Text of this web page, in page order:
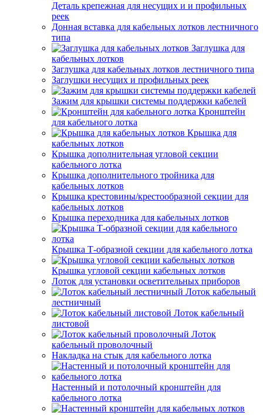
Деталь крепежная для несущих и и профильных
реек
Донная вставка для кабельных лотков лестничного
типа
Заглушка для
кабельных лотков
Заглушка для кабельных лотков лестничного типа
Заглушки несущих и профильных реек
Зажим для крышки системы поддержки кабелей
Кронштейн
для кабельного лотка
Крышка для
кабельных лотков
Крышка дополнительная угловой секции
кабельного лотка
Крышка дополнительного тройника для
кабельных лотков
Крышка крестовины/крестообразной секции для
кабельных лотков
Крышка переходника для кабельных лотков
Крышка Т-образной секции для кабельного лотка
Крышка угловой секции кабельных лотков
Лоток для установки осветительных приборов
Лоток кабельный
лестничный
Лоток кабельный
листовой
Лоток
кабельный проволочный
Накладка на стык для кабельного лотка
Настенный и потолочный кронштейн для
кабельного лотка